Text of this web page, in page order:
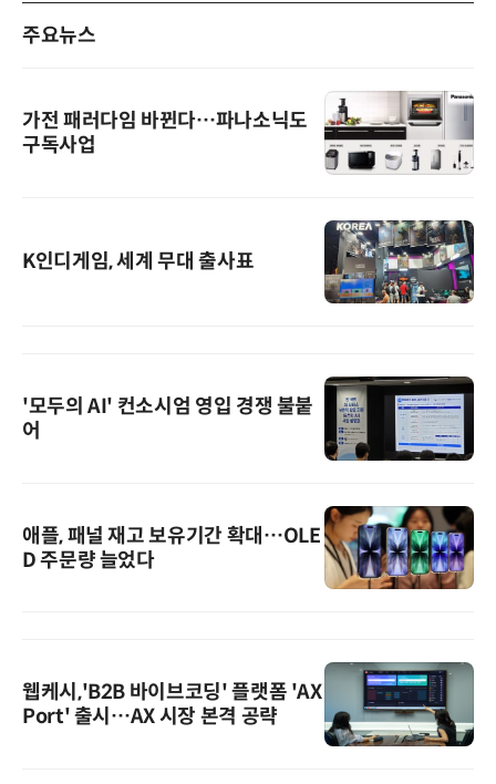
주요뉴스
가전 패러다임 바뀐다…파나소닉도
구독사업
K인디게임, 세계 무대 출사표
'모두의 AI' 컨소시엄 영입 경쟁 불붙
어
애플, 패널 재고 보유기간 확대…OLE
D 주문량 늘었다
웹케시,'B2B 바이브코딩' 플랫폼 'AX
Port' 출시…AX 시장 본격 공략